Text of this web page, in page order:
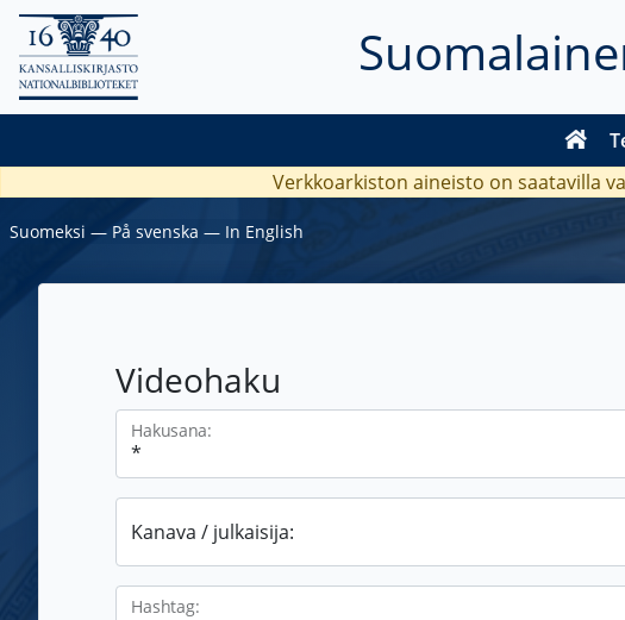
Verkkoarkiston aineisto on saatavilla
Suomeksi ― På svenska ― In English
Videohaku
Hakusana:
Kanava / julkaisija:
Hashtag: